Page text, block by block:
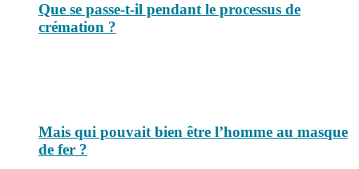
Que se passe-t-il pendant le processus de
crémation ?
Mais qui pouvait bien être l’homme au masque
de fer ?